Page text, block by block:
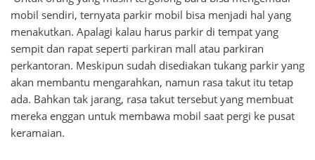
mobil sendiri, ternyata parkir mobil bisa menjadi hal yang
menakutkan. Apalagi kalau harus parkir di tempat yang
sempit dan rapat seperti parkiran mall atau parkiran
perkantoran. Meskipun sudah disediakan tukang parkir yang
akan membantu mengarahkan, namun rasa takut itu tetap
ada. Bahkan tak jarang, rasa takut tersebut yang membuat
mereka enggan untuk membawa mobil saat pergi ke pusat
keramaian.